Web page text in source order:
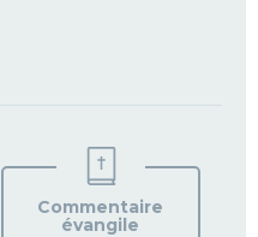
VOTRE
PAROISSE
Commentaire
évangile